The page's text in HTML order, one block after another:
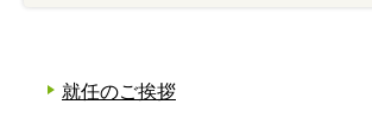
就任のご挨拶